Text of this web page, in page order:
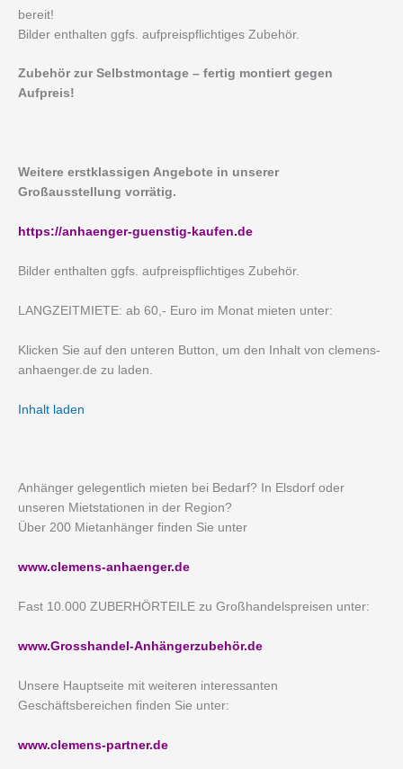
bereit!
Bilder enthalten ggfs. aufpreispflichtiges Zubehör.
Zubehör zur Selbstmontage – fertig montiert gegen
Aufpreis!
Weitere erstklassigen Angebote in unserer
Großausstellung vorrätig.
https://anhaenger-guenstig-kaufen.de
Bilder enthalten ggfs. aufpreispflichtiges Zubehör.
LANGZEITMIETE: ab 60,- Euro im Monat mieten unter:
Klicken Sie auf den unteren Button, um den Inhalt von clemens-
anhaenger.de zu laden.
Inhalt laden
Anhänger gelegentlich mieten bei Bedarf? In Elsdorf oder
unseren Mietstationen in der Region?
Über 200 Mietanhänger finden Sie unter
www.clemens-anhaenger.de
Fast 10.000 ZUBERHÖRTEILE zu Großhandelspreisen unter:
www.Grosshandel-Anhängerzubehör.de
Unsere Hauptseite mit weiteren interessanten
Geschäftsbereichen finden Sie unter:
www.clemens-partner.de